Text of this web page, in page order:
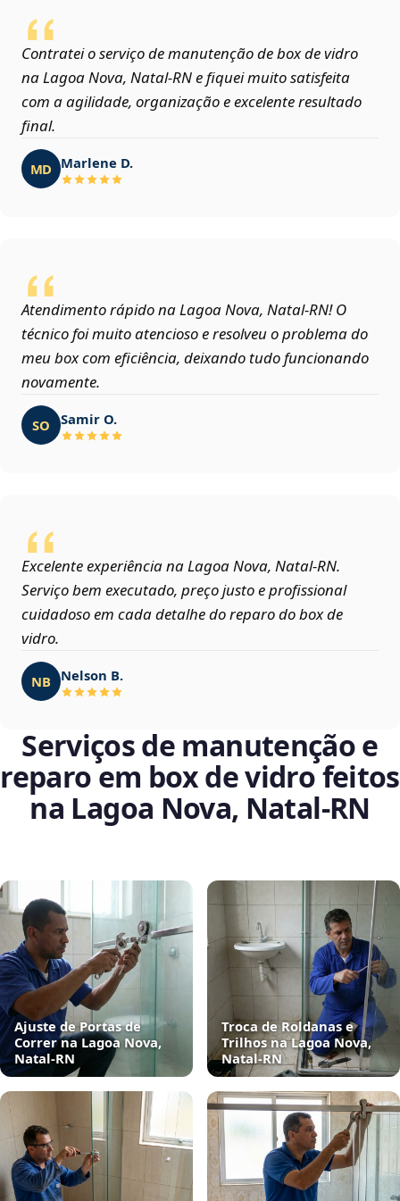
Contratei o serviço de manutenção de box de vidro
na Lagoa Nova, Natal‑RN e fiquei muito satisfeita
com a agilidade, organização e excelente resultado
final.
MD Marlene D.
Atendimento rápido na Lagoa Nova, Natal‑RN! O
técnico foi muito atencioso e resolveu o problema do
meu box com eficiência, deixando tudo funcionando
novamente.
SO Samir O.
Excelente experiência na Lagoa Nova, Natal‑RN.
Serviço bem executado, preço justo e profissional
cuidadoso em cada detalhe do reparo do box de
vidro.
NB Nelson B.
Serviços de manutenção e
reparo em box de vidro feitos
na Lagoa Nova, Natal‑RN
Ajuste de Portas de
Correr na Lagoa Nova,
Natal‑RN
Troca de Roldanas e
Trilhos na Lagoa Nova,
Natal‑RN